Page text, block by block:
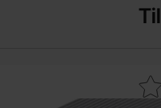
Makera flatkabel grå 40